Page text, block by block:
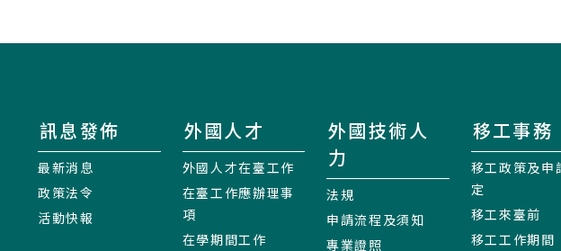
訊息發佈
最新消息
政策法令
活動快報
外國人才
外國人才在臺工作
在臺工作應辦理事
項
在學期間工作
外國技術人
力
法規
申請流程及須知
專業證照
移工事務
移工政策及申
定
移工來臺前
移工工作期間